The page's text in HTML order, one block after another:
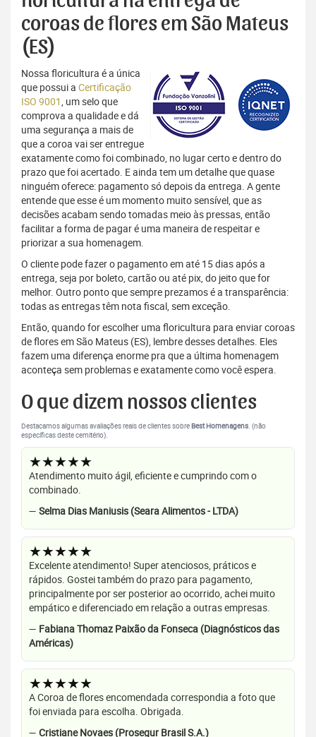
coroas de flores em São Mateus
(ES)
Nossa floricultura é a única
que possui a Certificação
ISO 9001, um selo que
comprova a qualidade e dá
uma segurança a mais de
que a coroa vai ser entregue
exatamente como foi combinado, no lugar certo e dentro do
prazo que foi acertado. E ainda tem um detalhe que quase
ninguém oferece: pagamento só depois da entrega. A gente
entende que esse é um momento muito sensível, que as
decisões acabam sendo tomadas meio às pressas, então
facilitar a forma de pagar é uma maneira de respeitar e
priorizar a sua homenagem.
O cliente pode fazer o pagamento em até 15 dias após a
entrega, seja por boleto, cartão ou até pix, do jeito que for
melhor. Outro ponto que sempre prezamos é a transparência:
todas as entregas têm nota fiscal, sem exceção.
Então, quando for escolher uma floricultura para enviar coroas
de flores em São Mateus (ES), lembre desses detalhes. Eles
fazem uma diferença enorme pra que a última homenagem
aconteça sem problemas e exatamente como você espera.
O que dizem nossos clientes
Destacamos algumas avaliações reais de clientes sobre Best Homenagens. (não
específicas deste cemitério).
★★★★★
Atendimento muito ágil, eficiente e cumprindo com o
combinado.
— Selma Dias Maniusis (Seara Alimentos - LTDA)
★★★★★
Excelente atendimento! Super atenciosos, práticos e
rápidos. Gostei também do prazo para pagamento,
principalmente por ser posterior ao ocorrido, achei muito
empático e diferenciado em relação a outras empresas.
— Fabiana Thomaz Paixão da Fonseca (Diagnósticos das
Américas)
★★★★★
A Coroa de flores encomendada correspondia a foto que
foi enviada para escolha. Obrigada.
— Cristiane Novaes (Prosegur Brasil S.A.)